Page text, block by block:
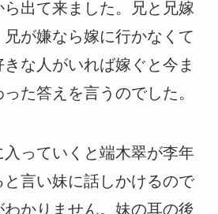
出て来ました。兄と兄嫁
が嫌なら嫁に行かなくて
な人がいれば嫁ぐと今ま
た答えを言うのでした。
っていくと端木翠が李年
言い妹に話しかけるので
かりません。妹の耳の後